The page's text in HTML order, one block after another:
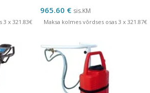
3 x 321.83€
965.60 € sis.KM
Maksa kolmes võrdses osas 3 x 321.87€